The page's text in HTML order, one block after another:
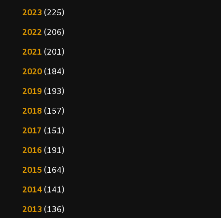
2023(225)
2022 (206)
2021 (201)
2020(184)
2019(193)
2018(157)
2017 (151)
2016(191)
2015(164)
2014(141)
2013(136)